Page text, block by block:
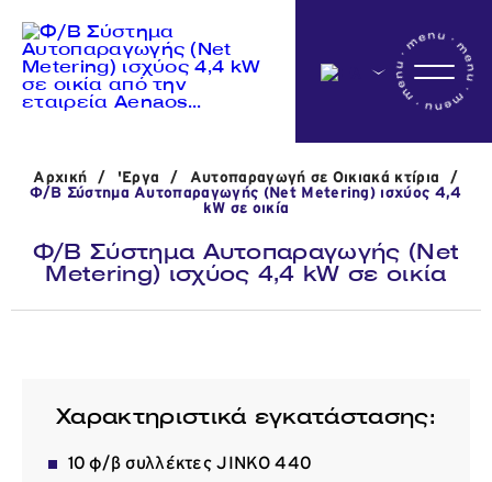
Η εταιρεία
Δραστηριότητες
Αρχική / 'Εργα / Αυτοπαραγωγή σε Οικιακά κτίρια
/
Φ/Β Σύστημα Αυτοπαραγωγής (Net Metering) ισχύος 4,4
kW σε οικία
Φ/Β Σύστημα Αυτοπαραγωγής (Net
Metering) ισχύος 4,4 kW σε οικία
Χαρακτηριστικά εγκατάστασης:
10 φ/β συλλέκτες JINKO 440